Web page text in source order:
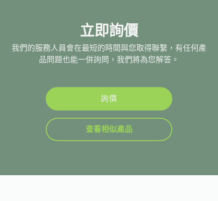
立即詢價
我們的服務人員會在最短的時間與您取得聯繫，有任何產
品問題也能一併詢問，我們將為您解答。
詢價
查看相似產品